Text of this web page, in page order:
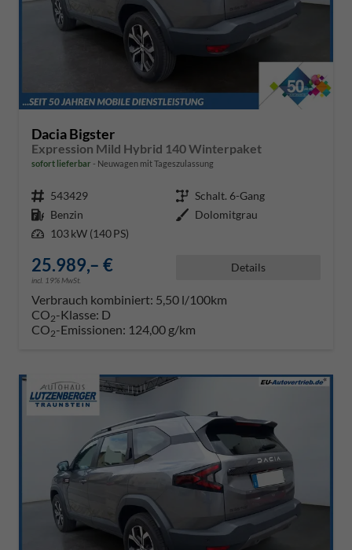
Dacia Bigster
Expression Mild Hybrid 140 Winterpaket
sofort lieferbar Neuwagen mit Tageszulassung
Fahrzeugnr. 543429 Getriebe Schalt. 6-Gang
Kraftstoff Benzin Außenfarbe Dolomitgrau
Leistung 103 kW (140 PS)
25.989,– €
incl. 19% MwSt.
Details
Verbrauch kombiniert: 5,50 l/100km
CO2-Klasse: D
CO2-Emissionen: 124,00 g/km